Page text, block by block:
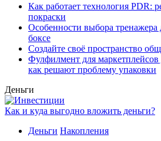
Как работает технология PDR:
покраски
Особенности выбора тренажера
боксе
Создайте своё пространство
Фулфилмент для маркетплейсов
как решают проблему упаковки
Деньги
Как и куда выгодно вложить деньги?
Деньги Накопления